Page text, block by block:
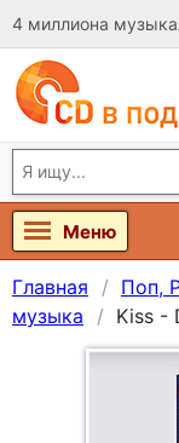
4 миллиона
Меню
Главная Поп,
музыка
Kiss -